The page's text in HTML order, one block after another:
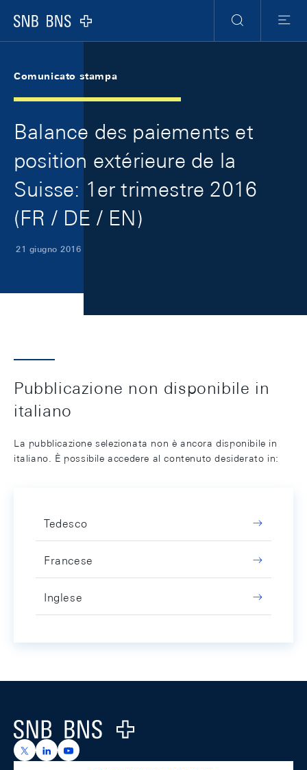
Logo
Ricerca
Menu
Comunicato stampa
Balance des paiements et
position extérieure de la
Suisse: 1er trimestre 2016
(FR / DE / EN)
21 giugno 2016
Pubblicazione non disponibile in
italiano
La pubblicazione selezionata non è ancora disponibile in
italiano. È possibile accedere al contenuto desiderato in:
Tedesco
Francese
Inglese
Logo
https://x.com/snb_bns
https://ch.linkedin.com/company/swiss-national-
https://www.youtube.com/@swissnationalbank